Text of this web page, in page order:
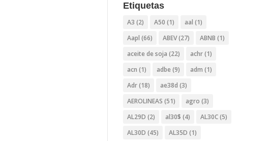
Etiquetas
A3 (2) A50 (1) aal (1)
Aapl (66) ABEV(27) ABNB (1)
aceite de soja (22) achr(1)
acn (1) adbe (9) adm (1)
Adr(18) ae38d (3)
AEROLINEAS (51) agro (3)
AL29D (2) al30$ (4) AL30C(5)
AL30D (45) AL35D (1)